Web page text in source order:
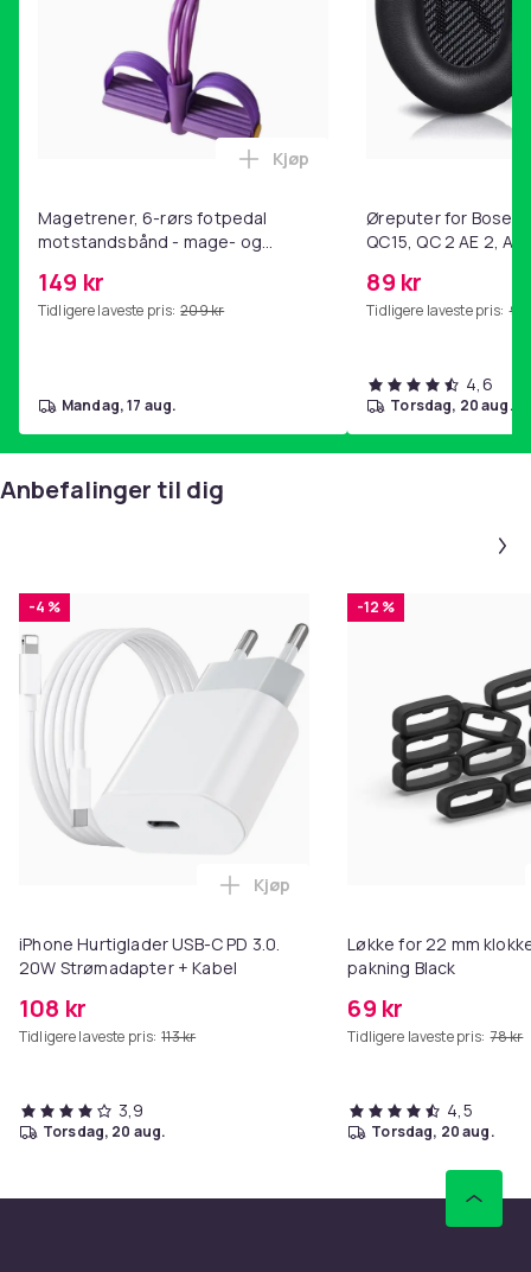
Magetrener, 6-rørs fotpedal
motstandsbånd - mage- og
hjemmegymnastikk Purple
149 kr
Tidligere laveste pris: 209 kr
Legg Magetrener, 6-rørs
Kjøp
mandag, 17 aug.
Øreputer for Bose
QC15, QC 2 AE 2, AE
89 kr
Tidligere laveste pris: 99
4,6
torsdag, 20 aug.
Anbefalinger til dig
-4 %
iPhone Hurtiglader USB-C PD 3.0.
20W Strømadapter + Kabel
108 kr
Tidligere laveste pris: 113 kr
Legg iPhone Hurtiglader USB-C
Kjøp
3,9
torsdag, 20 aug.
-12 %
Løkke for 22 mm
pakning Black
69 kr
Tidligere laveste pris: 78 kr
4,5
torsdag, 20 aug.